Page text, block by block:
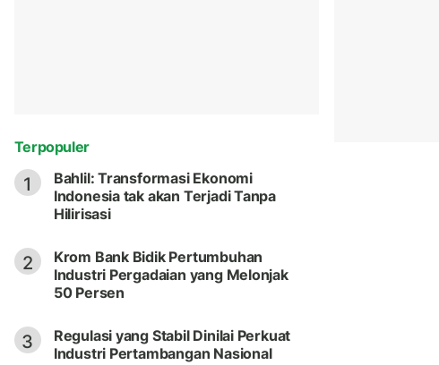
Terpopuler
1
Bahlil: Transformasi Ekonomi
Indonesia tak akan Terjadi Tanpa
Hilirisasi
2
Krom Bank Bidik Pertumbuhan
Industri Pergadaian yang Melonjak
50 Persen
3
Regulasi yang Stabil Dinilai Perkuat
Industri Pertambangan Nasional